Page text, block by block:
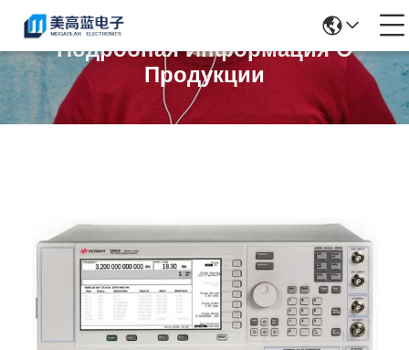
Подробная Информация О
Продукции